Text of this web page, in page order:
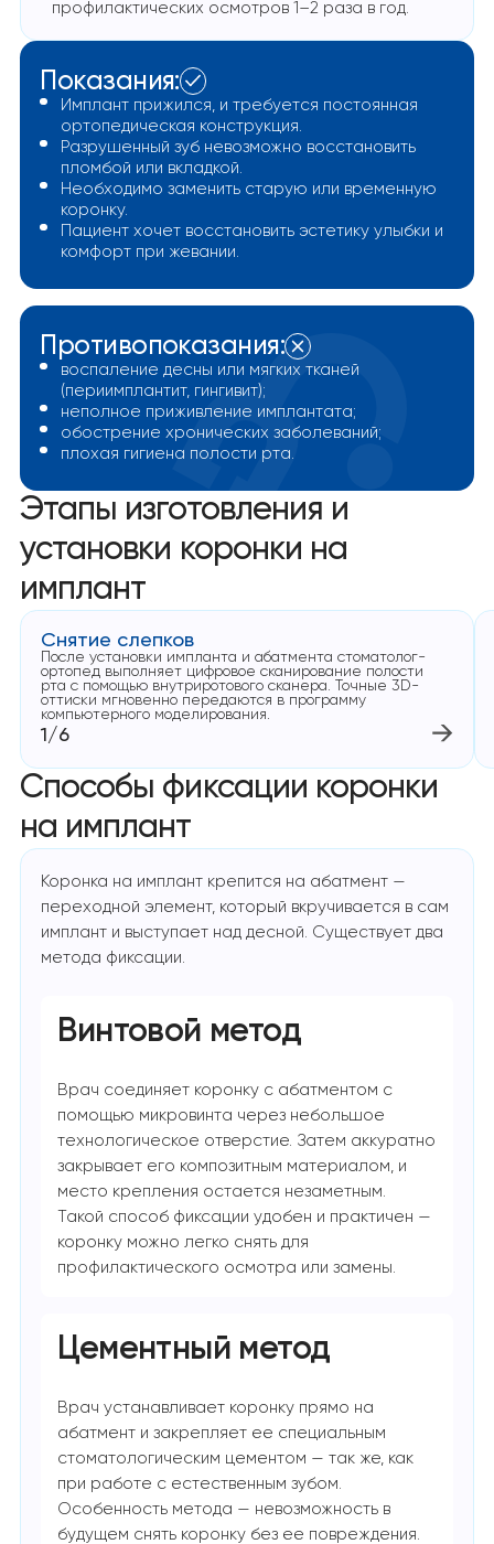
профилактических осмотров 1–2 раза в год.
Показания:
Имплант прижился, и требуется постоянная
ортопедическая конструкция.
Разрушенный зуб невозможно восстановить
пломбой или вкладкой.
Необходимо заменить старую или временную
коронку.
Пациент хочет восстановить эстетику улыбки и
комфорт при жевании.
Противопоказания:
воспаление десны или мягких тканей
(периимплантит, гингивит);
неполное приживление имплантата;
обострение хронических заболеваний;
плохая гигиена полости рта.
Этапы изготовления и
установки коронки на
имплант
Снятие слепков
После установки импланта и абатмента стоматолог-
ортопед выполняет цифровое сканирование полости
рта с помощью внутриротового сканера. Точные 3D-
оттиски мгновенно передаются в программу
компьютерного моделирования.
1/6
Способы фиксации коронки
на имплант
Коронка на имплант крепится на абатмент —
переходной элемент, который вкручивается в сам
имплант и выступает над десной. Существует два
метода фиксации.
Винтовой метод
Врач соединяет коронку с абатментом с
помощью микровинта через небольшое
технологическое отверстие. Затем аккуратно
закрывает его композитным материалом, и
место крепления остается незаметным.
Такой способ фиксации удобен и практичен —
коронку можно легко снять для
профилактического осмотра или замены.
Цементный метод
Врач устанавливает коронку прямо на
абатмент и закрепляет ее специальным
стоматологическим цементом — так же, как
при работе с естественным зубом.
Особенность метода — невозможность в
будущем снять коронку без ее повреждения.